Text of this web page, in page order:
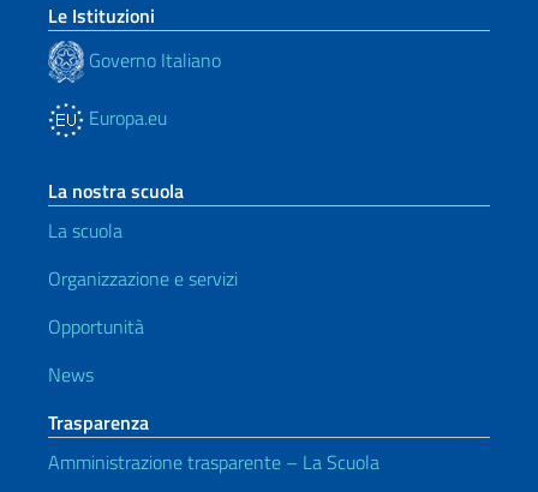
Le Istituzioni
Governo Italiano
Europa.eu
La nostra scuola
La scuola
Organizzazione e servizi
Opportunità
News
Trasparenza
Amministrazione trasparente – La Scuola